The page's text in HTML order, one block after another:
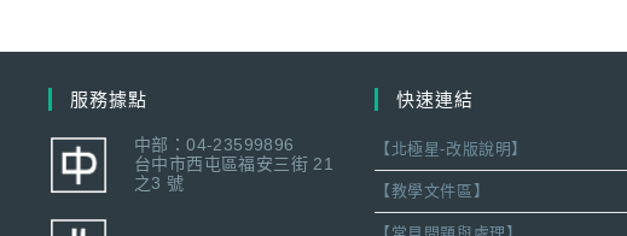
服務據點
中部：04-23599896
台中市西屯區福安三街 21
之3 號
快速連結
【北極星-改版說明】
【教學文件區】